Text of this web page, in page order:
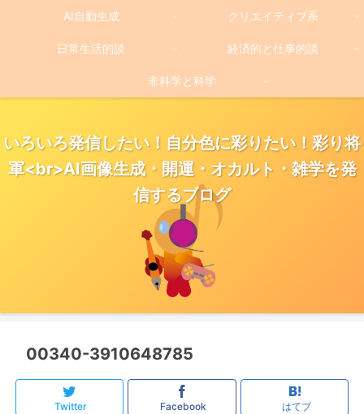
いろいろ発信したい！自分色に彩りたい！彩り将
軍<br>AI画像生成・開運・オカルト・雑学を発
信するブログ
AI自動生成 クリエイティブ系
日常生活的談 経済的と仕事的談
非科学と科学
00340-3910648785
Twitter Facebook はてブ